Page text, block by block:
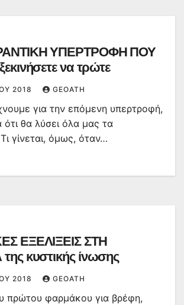
ΥΠΕΡΤΡΟΦΗ ΠΟΥ
να τρώτε
2018 GEOATH
για την επόμενη υπερτροφή,
ότι θα λύσει όλα μας τα
γίνεται, όμως, όταν…
ΕΞΕΛΙΞΕΙΣ ΣΤΗ
κυστικής ίνωσης
2018 GEOATH
πρώτου φαρμάκου για βρέφη,